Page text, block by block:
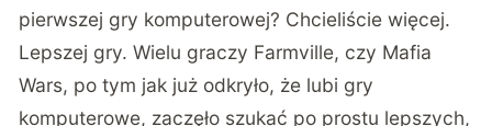
pierwszej gry komputerowej? Chcieliście więcej.
Lepszej gry. Wielu graczy Farmville, czy Mafia
Wars, po tym jak już odkryło, że lubi gry
komputerowe, zaczęło szukać po prostu lepszych,